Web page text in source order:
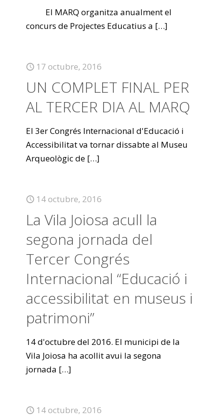
El MARQ organitza anualment el
concurs de Projectes Educatius a […]
17 octubre, 2016
UN COMPLET FINAL PER
AL TERCER DIA AL MARQ
El 3er Congrés Internacional d'Educació i
Accessibilitat va tornar dissabte al Museu
Arqueològic de […]
14 octubre, 2016
La Vila Joiosa acull la
segona jornada del
Tercer Congrés
Internacional “Educació i
accessibilitat en museus i
patrimoni”
14 d'octubre del 2016. El municipi de la
Vila Joiosa ha acollit avui la segona
jornada […]
14 octubre, 2016